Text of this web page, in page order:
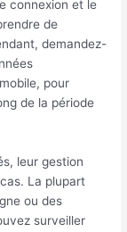
connexion et le
de
demandez-
pour
de la période
leur gestion
La plupart
ou des
surveiller